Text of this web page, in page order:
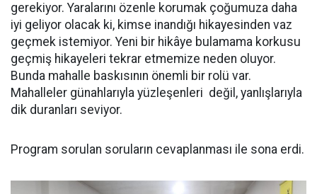
gerekiyor. Yaralarını özenle korumak çoğumuza daha
iyi geliyor olacak ki, kimse inandığı hikayesinden vaz
geçmek istemiyor. Yeni bir hikâye bulamama korkusu
geçmiş hikayeleri tekrar etmemize neden oluyor.
Bunda mahalle baskısının önemli bir rolü var.
Mahalleler günahlarıyla yüzleşenleri değil, yanlışlarıyla
dik duranları seviyor.
Program sorulan soruların cevaplanması ile sona erdi.